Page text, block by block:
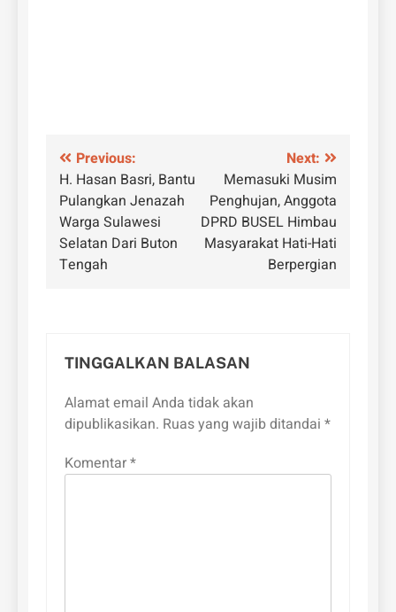
Navigasi
pos
Previous:
H. Hasan Basri, Bantu
Pulangkan Jenazah
Warga Sulawesi
Selatan Dari Buton
Tengah
Next:
Memasuki Musim
Penghujan, Anggota
DPRD BUSEL Himbau
Masyarakat Hati-Hati
Berpergian
TINGGALKAN BALASAN
Alamat email Anda tidak akan
dipublikasikan. Ruas yang wajib ditandai *
Komentar*